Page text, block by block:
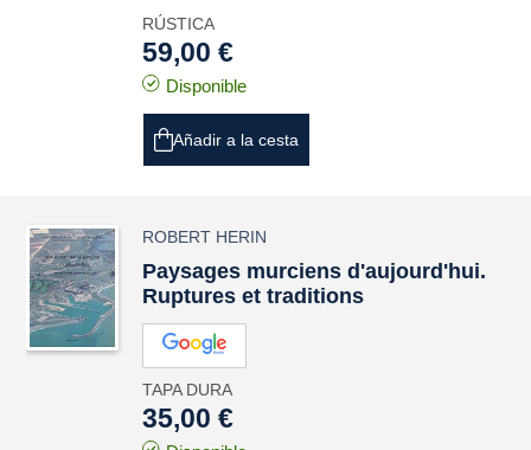
RÚSTICA
59,00 €
Disponible
Añadir a la cesta
ROBERT HERIN
Paysages murciens d'aujourd'hui.
Ruptures et traditions
TAPA DURA
35,00 €